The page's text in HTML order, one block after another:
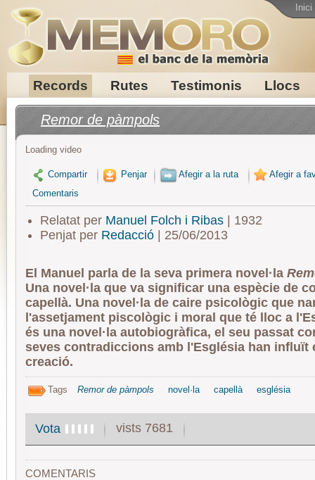
Records Rutes Testimonis Llocs
Inici
Remor de pàmpols
Loading video
Compartir Penjar Afegir a la ruta
Afegir a
Comentaris
Relatat per Manuel Folch i Ribas| 1932
Penjat per Redacció| 25/06/2013
El Manuel parla de la seva primera novel·la
Una novel·la que va significar una espècie de
capellà. Una novel·la de caire psicològic que
l'assetjament piscològic i moral que té lloc a
és una novel·la autobiogràfica, el seu passat
seves contradiccions amb l'Església han influït
creació.
Tags Remor de pàmpols novel·la capellà església
Vota vists 7681
COMENTARIS